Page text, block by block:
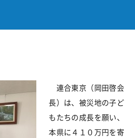
連合東京（岡田啓会
長）は、被災地の子ど
もたちの成長を願い、
本県に４１０万円を寄